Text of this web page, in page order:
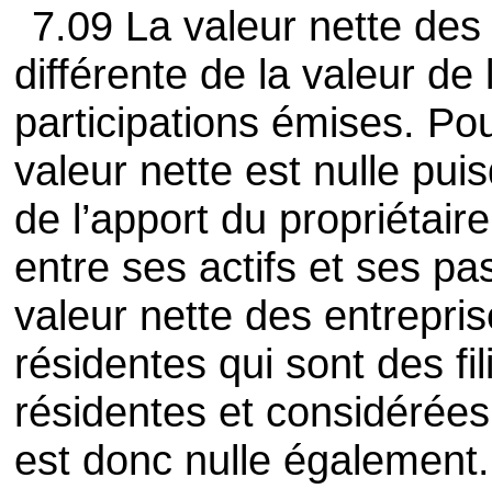
7.09 La valeur nette
différente de la valeur
participations émises.
valeur nette est nulle
de l’apport du
entre ses actifs et ses
valeur nette des
résidentes qui sont des
résidentes et
est donc nulle également.